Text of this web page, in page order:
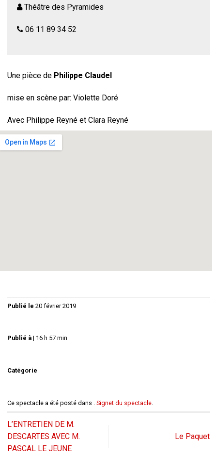
Théâtre des Pyramides
06 11 89 34 52
Une pièce de Philippe Claudel
mise en scène par: Violette Doré
Avec Philippe Reyné et Clara Reyné
Lui, pathétique et burlesque, tire un énorme paquet. Elle,
Publié le 20 février 2019
Publié à | 16 h 57 min
Catégorie
Ce spectacle a été posté dans . Signet du spectacle
L’ENTRETIEN DE M.
DESCARTES AVEC M.
PASCAL LE JEUNE
Le Paquet